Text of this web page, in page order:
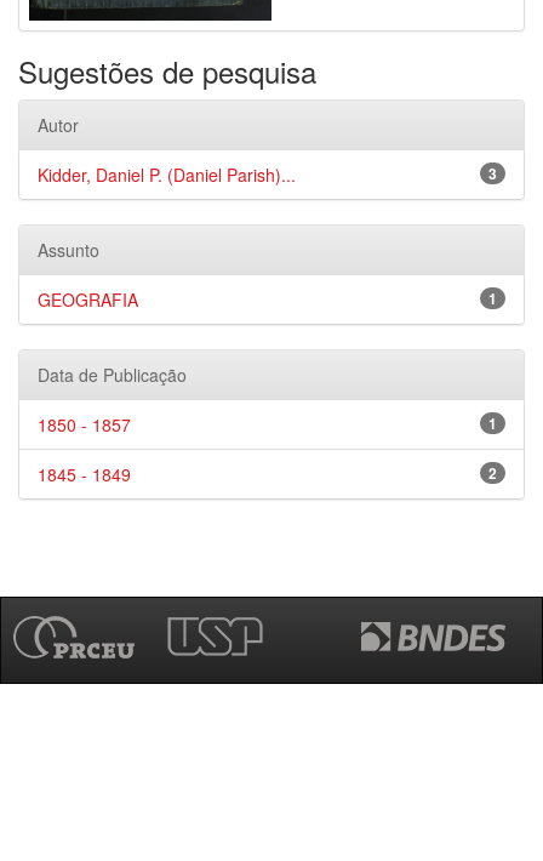
Sugestões de pesquisa
Autor
3
Kidder, Daniel P. (Daniel Parish)...
Assunto
1
GEOGRAFIA
Data de Publicação
1
1850 - 1857
2
1845 - 1849